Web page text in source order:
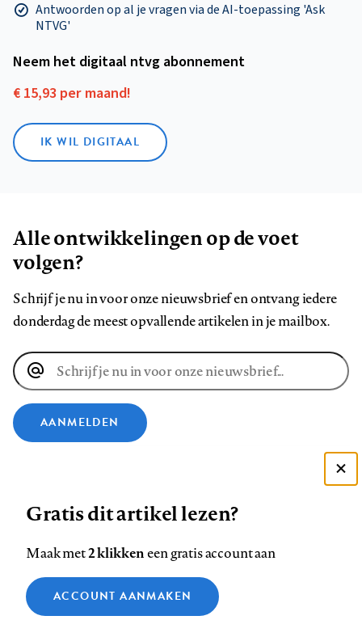
Antwoorden op al je vragen via de AI-toepassing 'Ask
NTVG'
Neem het digitaal ntvg abonnement
€ 15,93 per maand!
IK WIL DIGITAAL
Alle ontwikkelingen op de voet
volgen?
Schrijf je nu in voor onze nieuwsbrief en ontvang iedere
donderdag de meest opvallende artikelen in je mailbox.
E-
mailadres
AANMELDEN
ons
op
Facebook
ons
op
LinkedIn
ons
op
Bluesky
ons
op
Instagram
ons
op
YouTube
ons
Footer
Contact Colofon Disclaimer Privacy
Medische vragen verdienen
Zie onze cookie policy
Analytische cookies
Gratis dit artikel lezen?
Maak met2 klikkeneen gratis account aan
ACCOUNT AANMAKEN